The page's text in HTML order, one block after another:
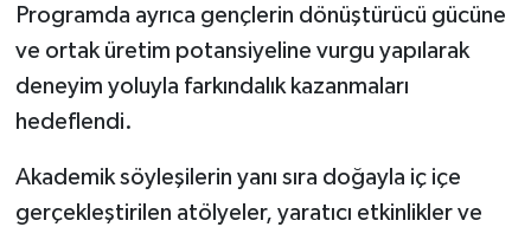
Programda ayrıca gençlerin dönüştürücü gücüne
ve ortak üretim potansiyeline vurgu yapılarak
deneyim yoluyla farkındalık kazanmaları
hedeflendi.
Akademik söyleşilerin yanı sıra doğayla iç içe
gerçekleştirilen atölyeler, yaratıcı etkinlikler ve